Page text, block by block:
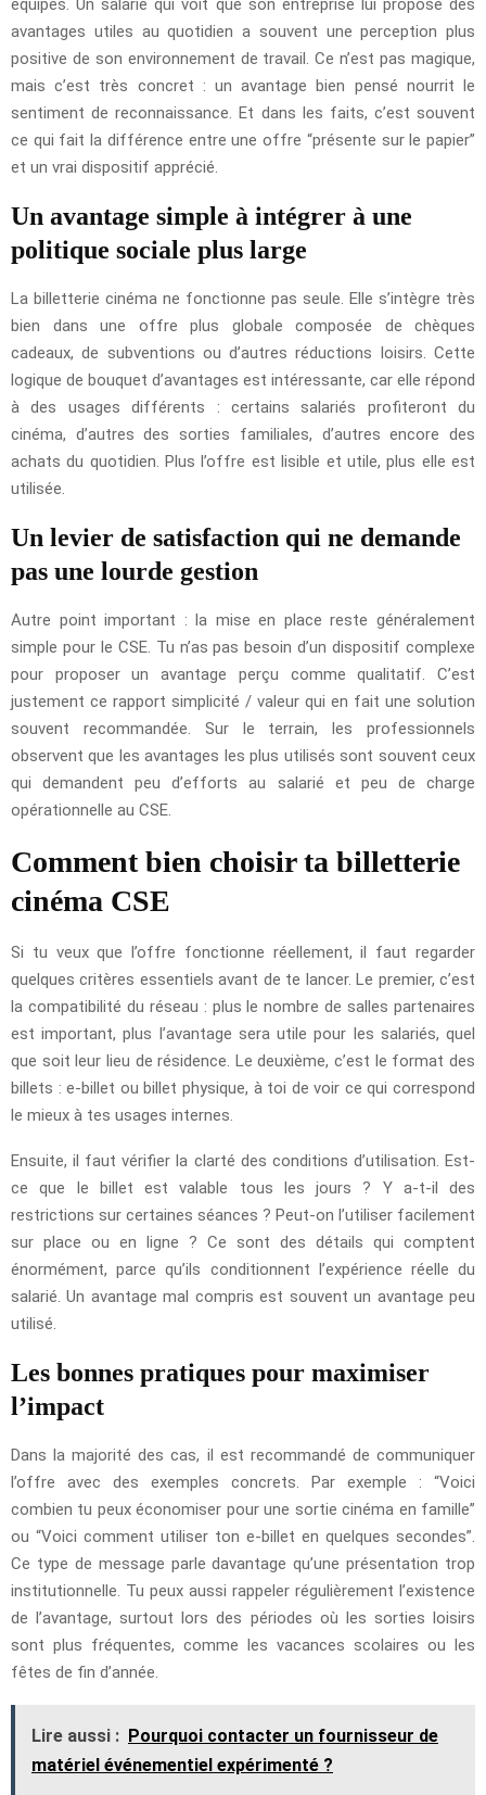
équipes. Un salarié qui voit que son entreprise lui propose des
avantages utiles au quotidien a souvent une perception plus
positive de son environnement de travail. Ce n’est pas magique,
mais c’est très concret : un avantage bien pensé nourrit le
sentiment de reconnaissance. Et dans les faits, c’est souvent
ce qui fait la différence entre une offre “présente sur le papier”
et un vrai dispositif apprécié.
Un avantage simple à intégrer à une
politique sociale plus large
La billetterie cinéma ne fonctionne pas seule. Elle s’intègre très
bien dans une offre plus globale composée de chèques
cadeaux, de subventions ou d’autres réductions loisirs. Cette
logique de bouquet d’avantages est intéressante, car elle répond
à des usages différents : certains salariés profiteront du
cinéma, d’autres des sorties familiales, d’autres encore des
achats du quotidien. Plus l’offre est lisible et utile, plus elle est
utilisée.
Un levier de satisfaction qui ne demande
pas une lourde gestion
Autre point important : la mise en place reste généralement
simple pour le CSE. Tu n’as pas besoin d’un dispositif complexe
pour proposer un avantage perçu comme qualitatif. C’est
justement ce rapport simplicité / valeur qui en fait une solution
souvent recommandée. Sur le terrain, les professionnels
observent que les avantages les plus utilisés sont souvent ceux
qui demandent peu d’efforts au salarié et peu de charge
opérationnelle au CSE.
Comment bien choisir ta billetterie
cinéma CSE
Si tu veux que l’offre fonctionne réellement, il faut regarder
quelques critères essentiels avant de te lancer. Le premier, c’est
la compatibilité du réseau : plus le nombre de salles partenaires
est important, plus l’avantage sera utile pour les salariés, quel
que soit leur lieu de résidence. Le deuxième, c’est le format des
billets : e-billet ou billet physique, à toi de voir ce qui correspond
le mieux à tes usages internes.
Ensuite, il faut vérifier la clarté des conditions d’utilisation. Est-
ce que le billet est valable tous les jours ? Y a-t-il des
restrictions sur certaines séances ? Peut-on l’utiliser facilement
sur place ou en ligne ? Ce sont des détails qui comptent
énormément, parce qu’ils conditionnent l’expérience réelle du
salarié. Un avantage mal compris est souvent un avantage peu
utilisé.
Les bonnes pratiques pour maximiser
l’impact
Dans la majorité des cas, il est recommandé de communiquer
l’offre avec des exemples concrets. Par exemple : “Voici
combien tu peux économiser pour une sortie cinéma en famille”
ou “Voici comment utiliser ton e-billet en quelques secondes”.
Ce type de message parle davantage qu’une présentation trop
institutionnelle. Tu peux aussi rappeler régulièrement l’existence
de l’avantage, surtout lors des périodes où les sorties loisirs
sont plus fréquentes, comme les vacances scolaires ou les
fêtes de fin d’année.
Lire aussi : Pourquoi contacter un fournisseur de
matériel événementiel expérimenté ?